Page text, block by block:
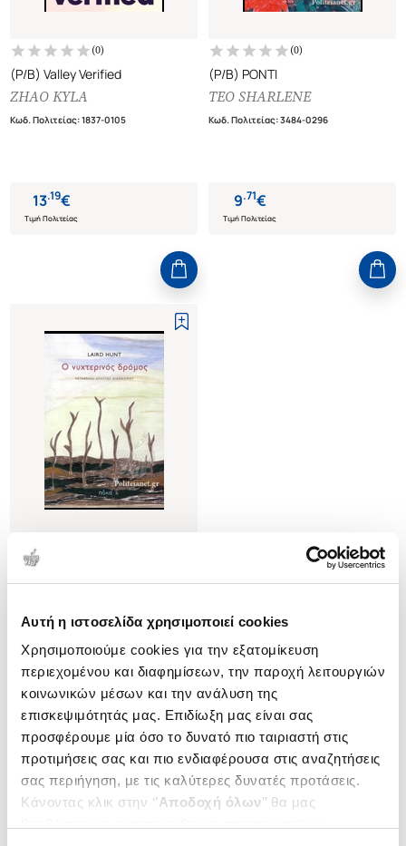
Αυτή η ιστοσελίδα χρησιμοποιεί cookies
Χρησιμοποιούμε cookies για την εξατομίκευση
περιεχομένου και διαφημίσεων, την παροχή λειτουργιών
κοινωνικών μέσων και την ανάλυση της
επισκεψιμότητάς μας. Επιδίωξη μας είναι σας
προσφέρουμε μία όσο το δυνατό πιο ταιριαστή στις
προτιμήσεις σας και πιο ενδιαφέρουσα στις αναζητήσεις
σας περιήγηση, με τις καλύτερες δυνατές προτάσεις.
Κάνοντας κλικ στην ‘’Αποδοχή όλων’’ θα μας
(0)
(P/B) Valley Verified
ZHAO KYLA
Κωδ. Πολιτείας:1837-0105
13.19€
Τιμή Πολιτείας
(0)
(P/B) PONTI
TEO SHARLENE
Κωδ. Πολιτείας:3484-0296
9.71€
Τιμή Πολιτείας
Ο ΝΥΧΤΕΡΙΝΟΣ ΔΡΟΜΟΣ
Κωδ. Πολιτείας:3520-0982
20.00€
Τιμή Έκδοσης
14. 00€
Τιμή Πολιτείας